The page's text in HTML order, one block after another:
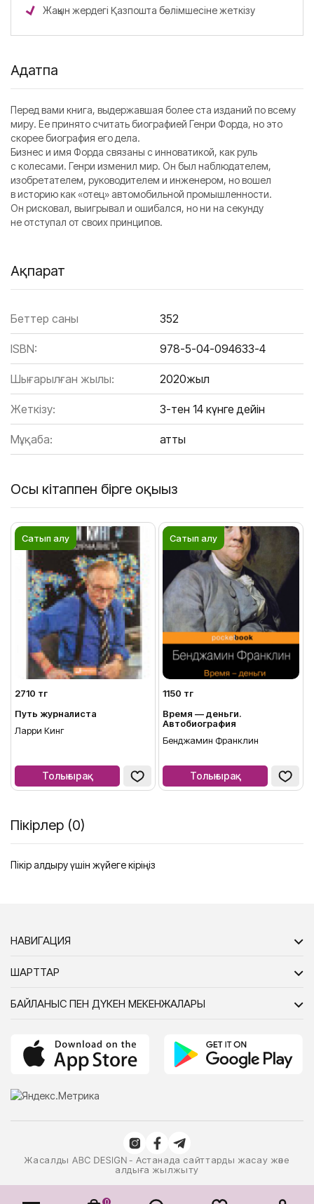
0
Жақын жердегі Қазпошта бөлімшесіне жеткізу
Аңдатпа
Перед вами книга, выдержавшая более ста изданий по всему
миру. Ее принято считать биографией Генри Форда, но это
скорее биография его дела.
Бизнес и имя Форда связаны с инноватикой, как руль
с колесами. Генри изменил мир. Он был наблюдателем,
изобретателем, руководителем и инженером, но вошел
в историю как «отец» автомобильной промышленности.
Он рисковал, выигрывал и ошибался, но ни на секунду
не отступал от своих принципов.
Ақпарат
Беттер саны 352
ISBN: 978-5-04-094633-4
Шығарылған жылы: 2020жыл
Жеткізу: 3-тен 14 күнге дейін
Мұқаба: Қатты
Осы кітаппен бірге оқыңыз
Сатып алу
2710 тг
Путь журналиста
Ларри Кинг
Толығырақ
Сатып алу
1150 тг
Время — деньги.
Автобиография
Бенджамин Франклин
Толығырақ
Пікірлер (0)
Пікір қалдыру үшін жүйеге кіріңіз
НАВИГАЦИЯ
ШАРТТАР
БАЙЛАНЫС ПЕН ДҮКЕН МЕКЕНЖАЛАРЫ
Жасалды
- Астанада сайттарды жасау және
алдыға жылжыту